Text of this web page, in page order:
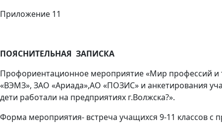
Приложение 11
ПОЯСНИТЕЛЬНАЯ ЗАПИСКА
Профориентационное мероприятие «Мир профессий и
«ВЭМЗ», ЗАО «Ариада»,АО «ПОЗИС» и анкетирования
дети работали на предприятиях г.Волжска?».
Форма мероприятия- встреча учащихся 9-11 классов